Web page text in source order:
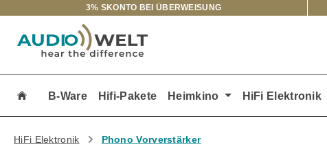
Hauptinhalt springen
Zur Suche springen
Zur Hauptnavigation springen
3% SKONTO BEI ÜBERWEISUNG
B-Ware Hifi-Pakete Heimkino HiFi Elektronik
HiFi Elektronik Phono Vorverstärker